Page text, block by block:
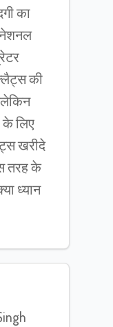
का
की
लेकिन
के लिए
खरीदे
तरह के
ध्यान